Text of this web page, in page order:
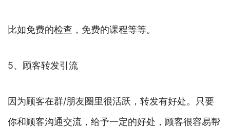
比如免费的检查，免费的课程等等。
5、顾客转发引流
因为顾客在群/朋友圈里很活跃，转发有好处。只要
你和顾客沟通交流，给予一定的好处，顾客很容易帮